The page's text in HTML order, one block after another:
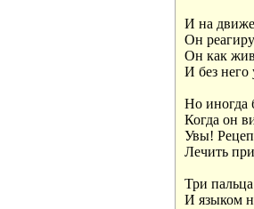
И на
Он
Он как
И без
Но
Когда он
Увы!
Лечить
Три
И языком